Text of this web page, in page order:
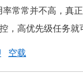
常常并不高，真
，高优先级任务
空载